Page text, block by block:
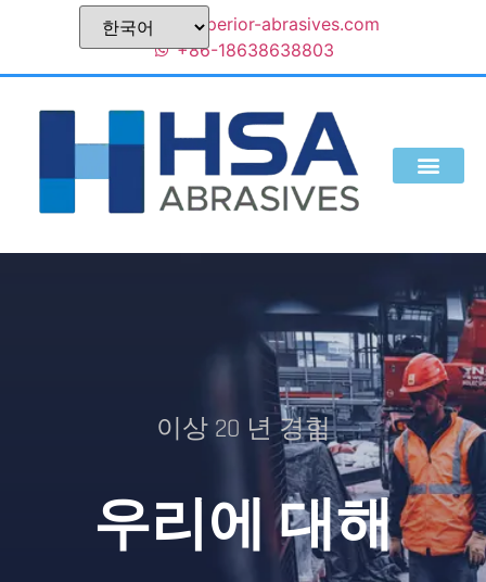
sales@superior-abrasives.com
+86-18638638803
이상 20 년 경험
우리에 대해